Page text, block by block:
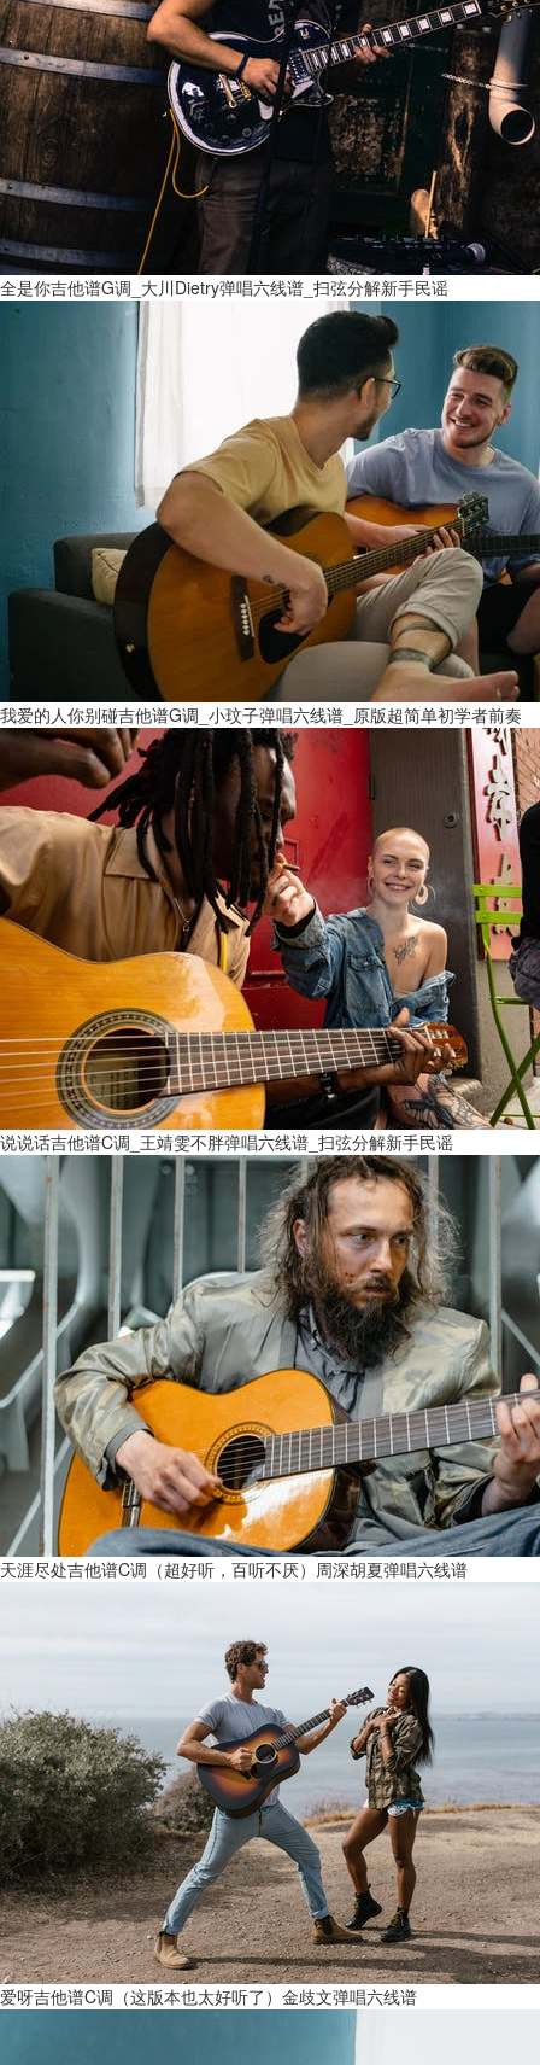
全是你吉他谱G调_大川Dietry弹唱六线谱_扫弦分解新手民谣
我爱的人你别碰吉他谱G调_小玟子弹唱六线谱_原版超简单初学者前奏
说说话吉他谱C调_王靖雯不胖弹唱六线谱_扫弦分解新手民谣
天涯尽处吉他谱C调（超好听，百听不厌）周深胡夏弹唱六线谱
爱呀吉他谱C调（这版本也太好听了）金歧文弹唱六线谱